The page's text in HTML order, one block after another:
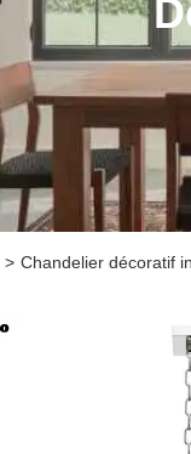
> Chandelier décoratif